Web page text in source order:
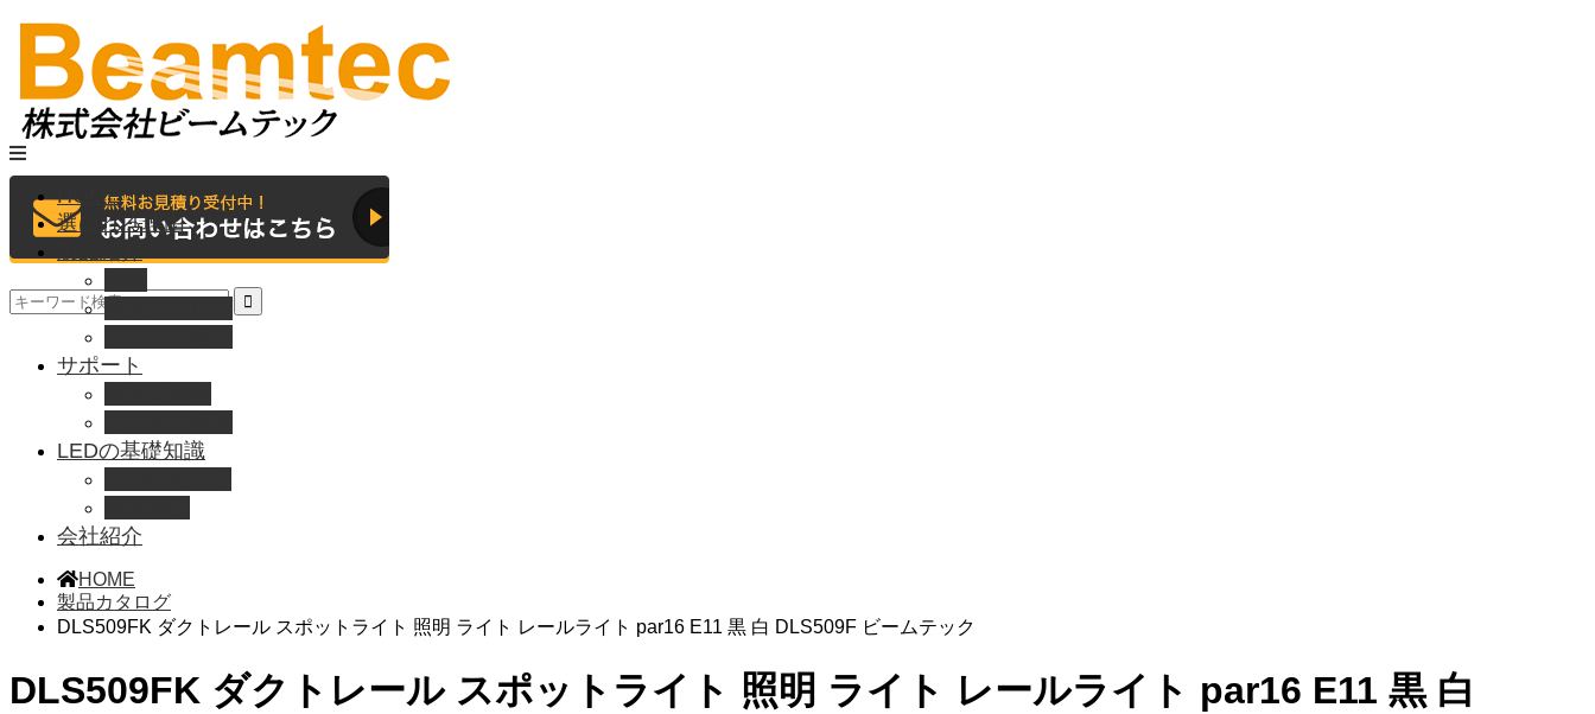
HOME
選ばれる理由
サポート
LEDの基礎知識
会社紹介
HOME
製品カタログ
DLS509FK ダクトレール スポットライト 照明 ライト レールライト par16 E11 黒 白 DLS509F ビームテック
DLS509FK ダクトレール スポットライト 照明 ライト レールライト par16 E11 黒 白